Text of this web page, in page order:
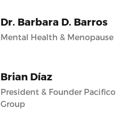
Dr. Barbara D. Barros
Mental Health & Menopause
Brian Díaz
President & Founder Pacifico
Group